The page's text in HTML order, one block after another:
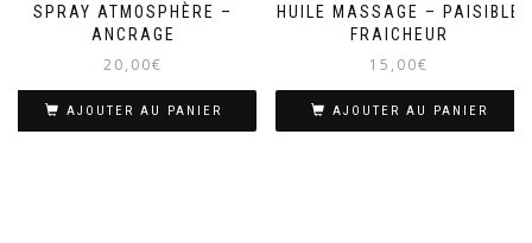
SPRAY ATMOSPHÈRE –
ANCRAGE
20,00€
AJOUTER AU PANIER
HUILE MASSAGE – PAISIBLE
FRAICHEUR
15,00€
AJOUTER AU PANIER